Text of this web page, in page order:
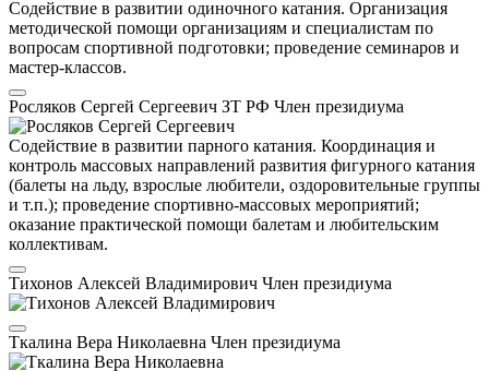
Содействие в развитии одиночного катания. Организация
методической помощи организациям и специалистам по
вопросам спортивной подготовки; проведение семинаров и
мастер-классов.
Росляков Сергей Сергеевич ЗТ РФ Член президиума
Содействие в развитии парного катания. Координация и
контроль массовых направлений развития фигурного катания
(балеты на льду, взрослые любители, оздоровительные группы
и т.п.); проведение спортивно-массовых мероприятий;
оказание практической помощи балетам и любительским
коллективам.
Тихонов Алексей Владимирович Член президиума
Ткалина Вера Николаевна Член президиума